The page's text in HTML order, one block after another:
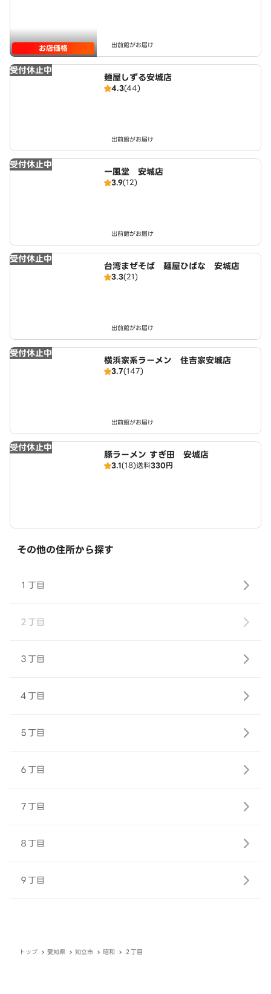
お店価格 出前館がお届け
受付休止中
麺屋しずる安城店
4.3(44)
出前館がお届け
受付休止中
一風堂 安城店
3.9(12)
出前館がお届け
受付休止中
台湾まぜそば 麺屋ひばな 安城店
3.3(21)
出前館がお届け
受付休止中
横浜家系ラーメン 住吉家安城店
3.7(147)
出前館がお届け
受付休止中
豚ラーメン すぎ田 安城店
3.1(18)送料330円
その他の住所から探す
１丁目
２丁目
３丁目
４丁目
５丁目
６丁目
７丁目
８丁目
９丁目
トップ 愛知県 知立市 昭和 ２丁目